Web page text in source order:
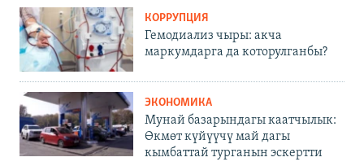
КОРРУПЦИЯ
Гемодиализ чыры: акча
маркумдарга да которулганбы?
ЭКОНОМИКА
Мунай базарындагы каатчылык:
Өкмөт күйүүчү май дагы
кымбаттай турганын эскертти